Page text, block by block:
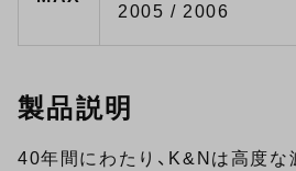
2005 / 2006
製品説明
40年間にわたり、K&Nは高度な